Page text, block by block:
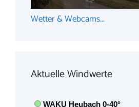
Wetter & Webcams...
Aktuelle Windwerte